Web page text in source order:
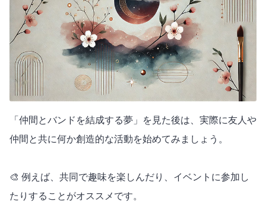
「仲間とバンドを結成する夢」を見た後は、実際に友人や
仲間と共に何か創造的な活動を始めてみましょう。
🎨 例えば、共同で趣味を楽しんだり、イベントに参加し
たりすることがオススメです。